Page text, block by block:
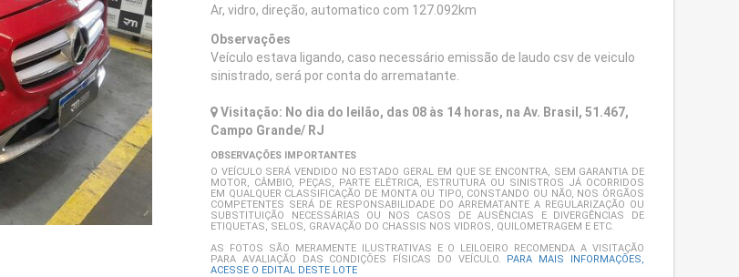
Ar, vidro, direção, automatico com 127.092km
Observações
Veículo estava ligando, caso necessário emissão de laudo csv de veiculo
sinistrado, será por conta do arrematante.
Visitação: No dia do leilão, das 08 às 14 horas, na Av. Brasil, 51.467,
Campo Grande/ RJ
OBSERVAÇÕES IMPORTANTES
O VEÍCULO SERÁ VENDIDO NO ESTADO GERAL EM QUE SE ENCONTRA, SEM GARANTIA DE
MOTOR, CÂMBIO, PEÇAS, PARTE ELÉTRICA, ESTRUTURA OU SINISTROS JÁ OCORRIDOS
EM QUALQUER CLASSIFICAÇÃO DE MONTA OU TIPO, CONSTANDO OU NÃO, NOS ÓRGÃOS
COMPETENTES SERÁ DE RESPONSABILIDADE DO ARREMATANTE A REGULARIZAÇÃO OU
SUBSTITUIÇÃO NECESSÁRIAS OU NOS CASOS DE AUSÊNCIAS E DIVERGÊNCIAS DE
ETIQUETAS, SELOS, GRAVAÇÃO DO CHASSIS NOS VIDROS, QUILOMETRAGEM E ETC.
AS FOTOS SÃO MERAMENTE ILUSTRATIVAS E O LEILOEIRO RECOMENDA A VISITAÇÃO
PARA AVALIAÇÃO DAS CONDIÇÕES FÍSICAS DO VEÍCULO. PARA MAIS INFORMAÇÕES,
ACESSE O EDITAL DESTE LOTE